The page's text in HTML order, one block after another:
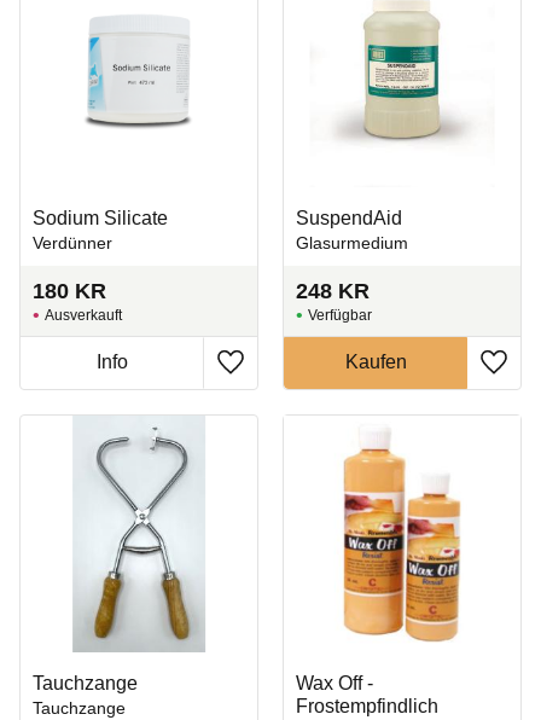
Sodium Silicate
Verdünner
180 KR
Zu Favoriten hinzufügen
Ausverkauft
SuspendAid
Glasurmedium
248 KR
Zu
Tauchzange
Tauchzange
Wax Off -
Frostempfindlich